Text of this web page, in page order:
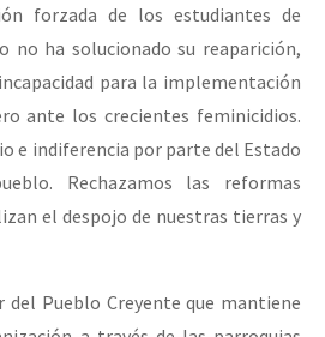
forzada de los estudiantes de
no ha solucionado su reaparición,
para la implementación
ante los crecientes feminicidios.
e indiferencia por parte del Estado
Rechazamos las reformas
el despojo de nuestras tierras y
del Pueblo Creyente que mantiene